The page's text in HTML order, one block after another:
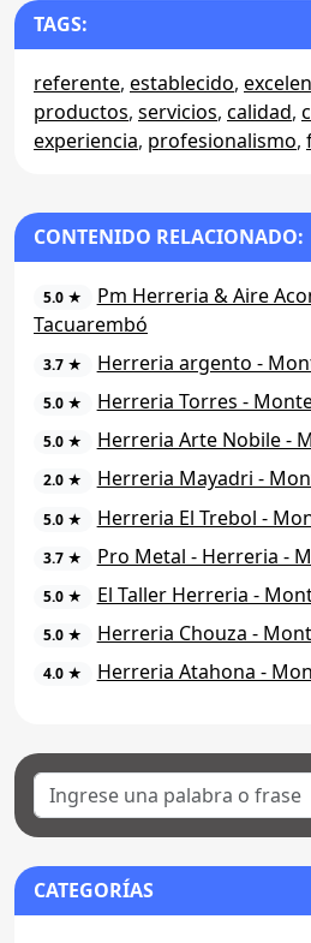
TAGS:
referente, establecido,
productos, servicios, calidad,
experiencia, profesionalismo,
CONTENIDO RELACIONADO:
5.0 ★
Pm Herreria & Aire
Tacuarembó
3.7 ★ Herreria argento -
5.0 ★ Herreria Torres -
5.0 ★ Herreria Arte Nobile -
2.0 ★ Herreria Mayadri -
5.0 ★ Herreria El Trebol -
3.7 ★ Pro Metal - Herreria -
5.0 ★ El Taller Herreria -
5.0 ★ Herreria Chouza -
4.0 ★ Herreria Atahona -
CATEGORÍAS